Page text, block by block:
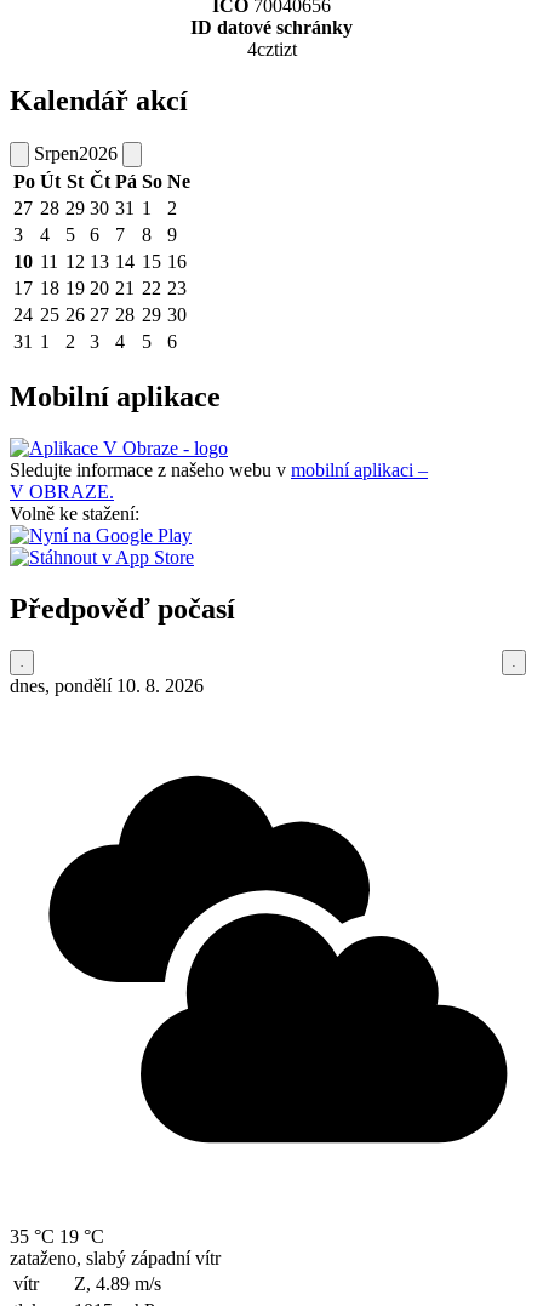
IČO 70040656
ID datové schránky
4cztizt
Kalendář akcí
Srpen2026
Po Út St Čt Pá So Ne
27 28 29 30 31 1
2
3
4 5 6 7 8
9
10 11 12 13 14 15 16
17 18 19 20 21 22 23
24 25 26 27 28 29 30
31 1 2 3 4 5 6
Mobilní aplikace
Sledujte informace z našeho webu v mobilní aplikaci –
V OBRAZE.
Volně ke stažení:
Předpověď počasí
dnes, pondělí 10. 8. 2026
35 °C 19 °C
zataženo, slabý západní vítr
vítr
Z, 4.89 m/s